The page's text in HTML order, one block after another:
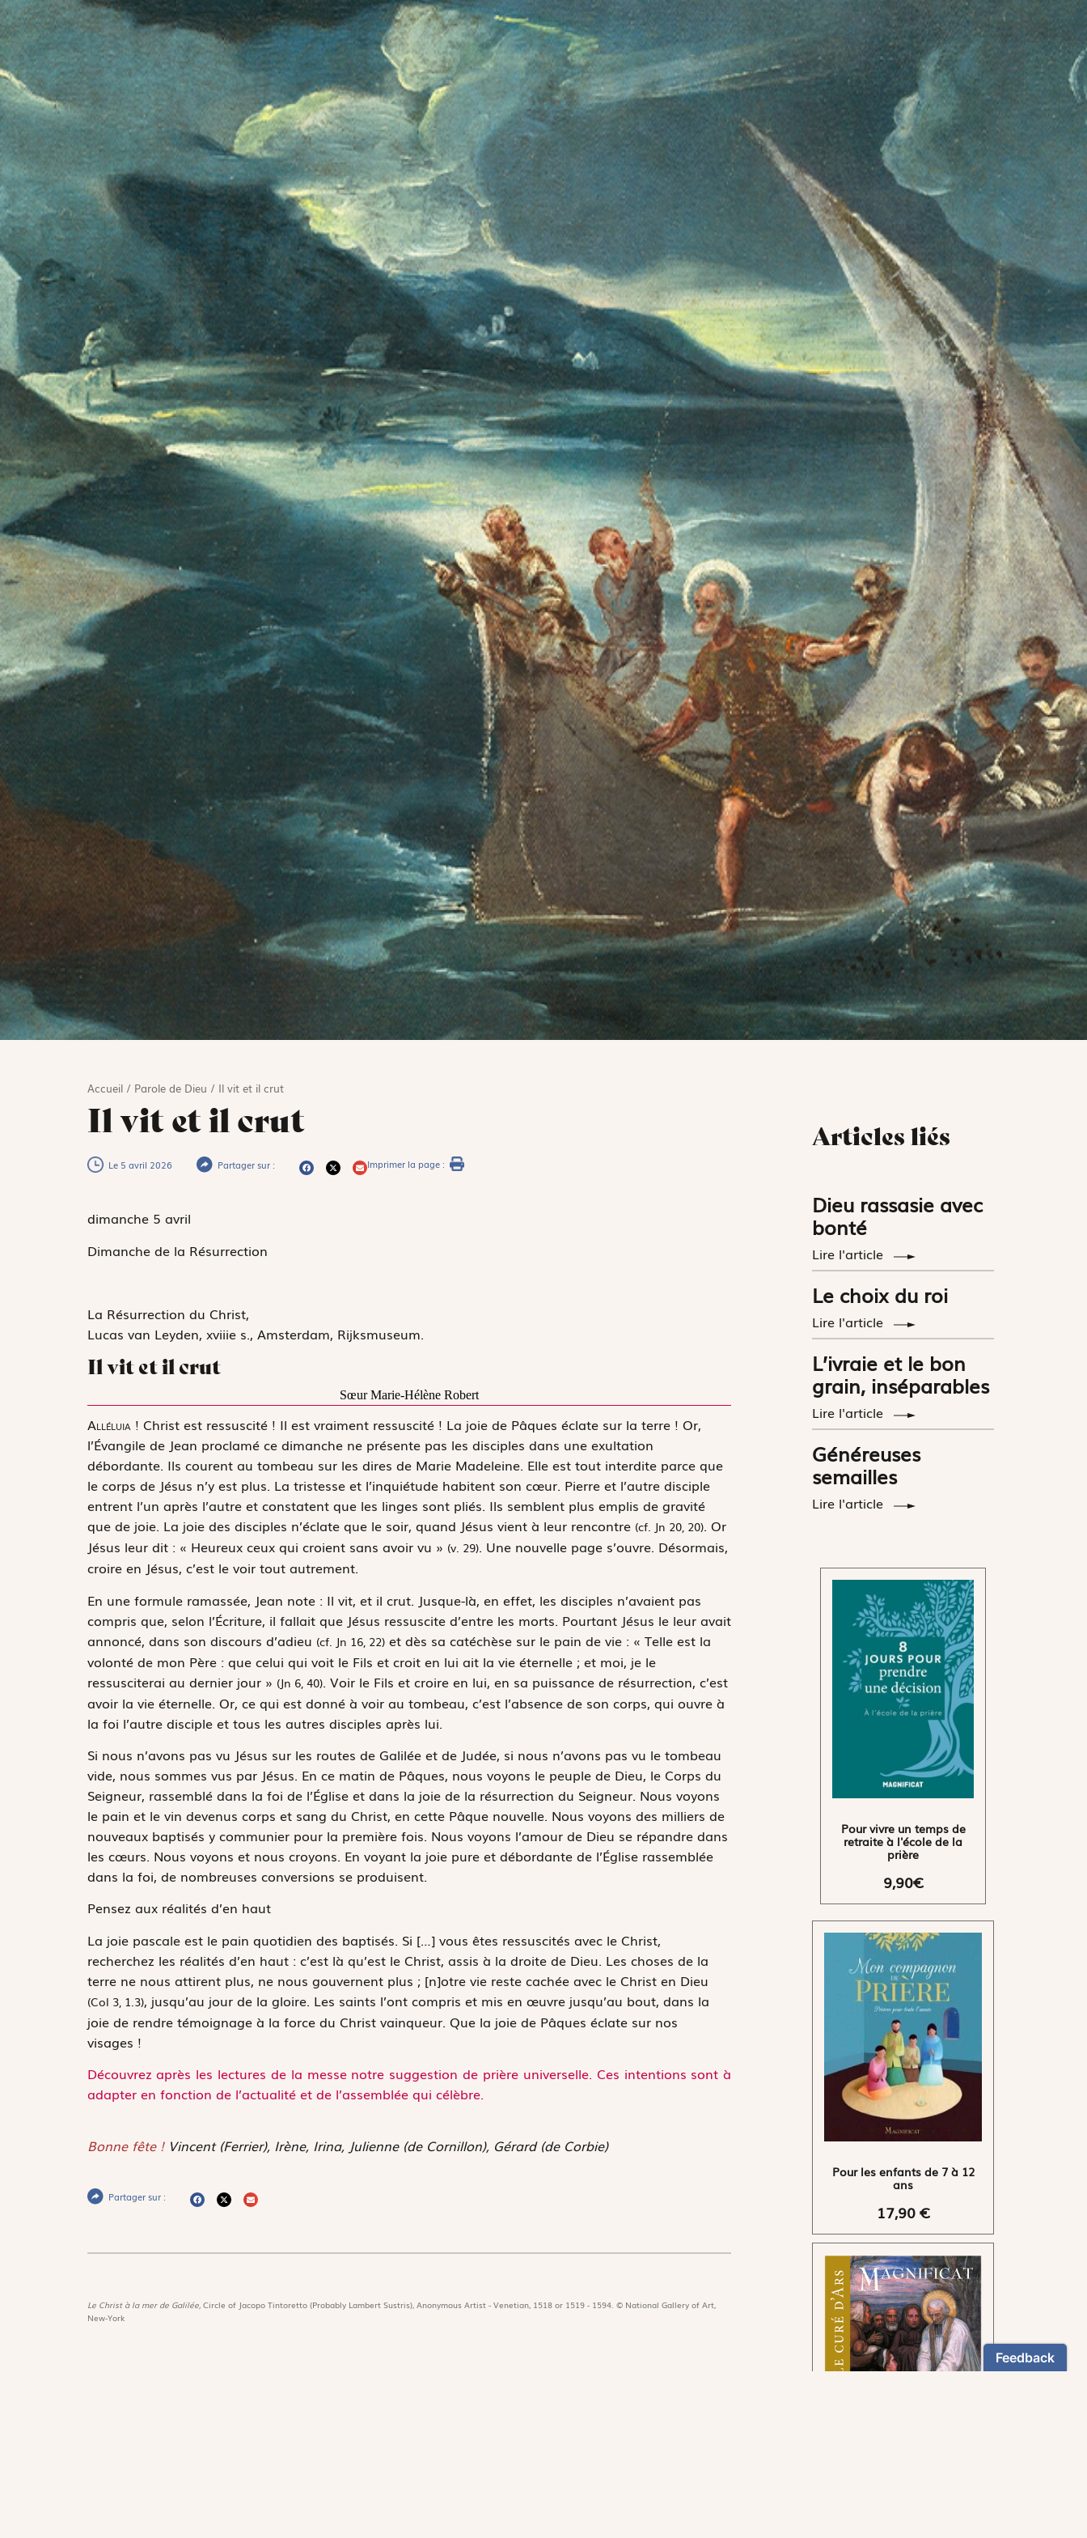
Accueil/ Parole de Dieu / Il vit et il crut
Il vit et il crut
Le 5 avril 2026 Partager sur : Imprimer la page :
dimanche 5 avril
Dimanche de la Résurrection
La Résurrection du Christ,
Lucas van Leyden, xviiie s., Amsterdam, Rijksmuseum.
Il vit et il crut
Sœur Marie-Hélène Robert
Alléluia ! Christ est ressuscité ! Il est vraiment ressuscité ! La joie de Pâques éclate sur la terre ! Or,
l’Évangile de Jean proclamé ce dimanche ne présente pas les disciples dans une exultation
débordante. Ils courent au tombeau sur les dires de Marie Madeleine. Elle est tout interdite parce que
le corps de Jésus n’y est plus. La tristesse et l’inquiétude habitent son cœur. Pierre et l’autre disciple
entrent l’un après l’autre et constatent que les linges sont pliés. Ils semblent plus emplis de gravité
que de joie. La joie des disciples n’éclate que le soir, quand Jésus vient à leur rencontre (cf. Jn 20, 20). Or
Jésus leur dit : « Heureux ceux qui croient sans avoir vu » (v. 29). Une nouvelle page s’ouvre. Désormais,
croire en Jésus, c’est le voir tout autrement.
En une formule ramassée, Jean note : Il vit, et il crut. Jusque-là, en effet, les disciples n’avaient pas
compris que, selon l’Écriture, il fallait que Jésus ressuscite d’entre les morts. Pourtant Jésus le leur avait
annoncé, dans son discours d’adieu (cf. Jn 16, 22)et dès sa catéchèse sur le pain de vie : « Telle est la
volonté de mon Père : que celui qui voit le Fils et croit en lui ait la vie éternelle ; et moi, je le
ressusciterai au dernier jour » (Jn 6, 40). Voir le Fils et croire en lui, en sa puissance de résurrection, c’est
avoir la vie éternelle. Or, ce qui est donné à voir au tombeau, c’est l’absence de son corps, qui ouvre à
la foi l’autre disciple et tous les autres disciples après lui.
Si nous n’avons pas vu Jésus sur les routes de Galilée et de Judée, si nous n’avons pas vu le tombeau
vide, nous sommes vus par Jésus. En ce matin de Pâques, nous voyons le peuple de Dieu, le Corps du
Seigneur, rassemblé dans la foi de l’Église et dans la joie de la résurrection du Seigneur. Nous voyons
le pain et le vin devenus corps et sang du Christ, en cette Pâque nouvelle. Nous voyons des milliers de
nouveaux baptisés y communier pour la première fois. Nous voyons l’amour de Dieu se répandre dans
les cœurs. Nous voyons et nous croyons. En voyant la joie pure et débordante de l’Église rassemblée
dans la foi, de nombreuses conversions se produisent.
Pensez aux réalités d’en haut
La joie pascale est le pain quotidien des baptisés. Si […] vous êtes ressuscités avec le Christ,
recherchez les réalités d’en haut : c’est là qu’est le Christ, assis à la droite de Dieu. Les choses de la
terre ne nous attirent plus, ne nous gouvernent plus ; [n]otre vie reste cachée avec le Christ en Dieu
(Col 3, 1.3), jusqu’au jour de la gloire. Les saints l’ont compris et mis en œuvre jusqu’au bout, dans la
joie de rendre témoignage à la force du Christ vainqueur. Que la joie de Pâques éclate sur nos
visages !
Découvrez après les lectures de la messe notre suggestion de prière universelle. Ces intentions sont à
adapter en fonction de l’actualité et de l’assemblée qui célèbre.
Bonne fête !Vincent (Ferrier), Irène, Irina, Julienne (de Cornillon), Gérard (de Corbie)
Partager sur :
Le Christ à la mer de Galilée, Circle of Jacopo Tintoretto (Probably Lambert Sustris), Anonymous Artist - Venetian, 1518 or 1519 - 1594. © National Gallery of Art,
New-York
Articles liés
Dieu rassasie avec
bonté
Lire l'article
Le choix du roi
Lire l'article
L’ivraie et le bon
grain, inséparables
Lire l'article
Généreuses
semailles
Lire l'article
Pour vivre un temps de
retraite à l'école de la
prière
9,90€
Pour les enfants de 7 à 12
ans
17,90 €